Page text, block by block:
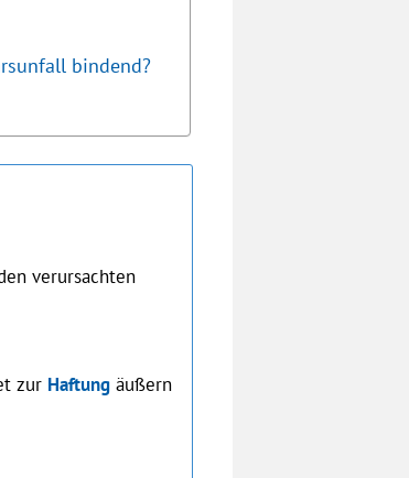
bindend?
verursachten
zur Haftungäußern